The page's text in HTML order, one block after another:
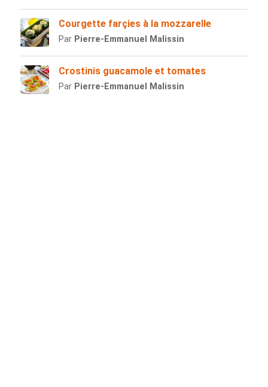
Courgette farçies à la mozzarelle
Par Pierre-Emmanuel Malissin
Crostinis guacamole et tomates
Par Pierre-Emmanuel Malissin